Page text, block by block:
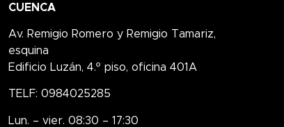
CUENCA
Av. Remigio Romero y Remigio Tamariz,
esquina
Edificio Luzán, 4.º piso, oficina 401A
TELF: 0984025285
Lun. – vier. 08:30 – 17:30